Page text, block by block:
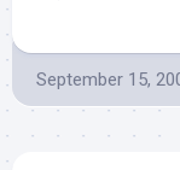
September 15,